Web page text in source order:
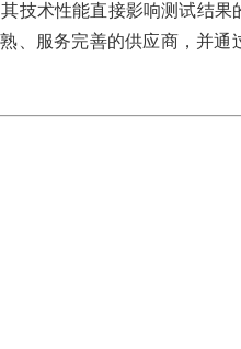
技术性能直接影响测试结果
、服务完善的供应商，并通